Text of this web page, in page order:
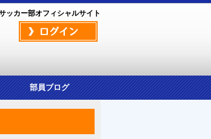
ッカー部オフィシャルサイト
部員ブログ